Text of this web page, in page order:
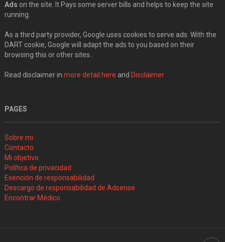
Ads on the site. It Pays some server bills and helps to keep the site
running.
As a third party provider, Google uses cookies to serve ads. With the
DART cookie, Google will adapt the ads to you based on their
browsing this or other sites..
Read disclaimer in more detail here and Disclaimer
PAGES
Sobre mi
Contacto
Mi objetivo
Política de privacidad
Exención de responsabilidad
Descargo de responsabilidad de Adsense
Encontrar Médico